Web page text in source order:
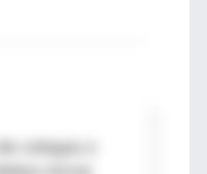
colegas o